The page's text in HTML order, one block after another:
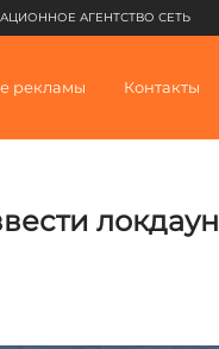
АГЕНТСТВО СЕТЬ
рекламы Контакты
локдаун